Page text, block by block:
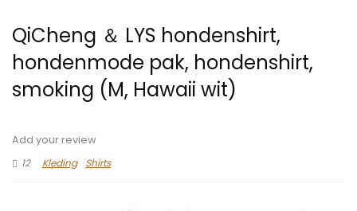
QiCheng ＆ LYS hondenshirt,
hondenmode pak, hondenshirt,
smoking (M, Hawaii wit)
Add your review
12
Kleding Shirts